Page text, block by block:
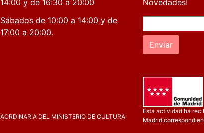
14:00 y de 16:30 a 20:00
Sábados de 10:00 a 14:00 y de
17:00 a 20:00.
Novedades!
Enviar
DEL MINISTERIO DE CULTURA
Esta actividad ha
Madrid